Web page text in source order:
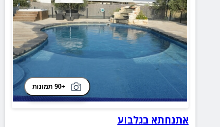
+90 תמונות
אתנחתא בגלבוע